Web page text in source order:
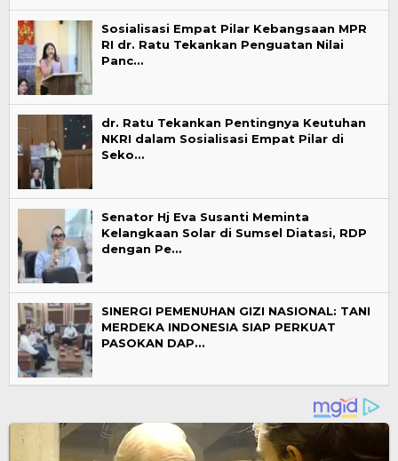
Sosialisasi Empat Pilar Kebangsaan MPR
RI dr. Ratu Tekankan Penguatan Nilai
Panc…
dr. Ratu Tekankan Pentingnya Keutuhan
NKRI dalam Sosialisasi Empat Pilar di
Seko…
Senator Hj Eva Susanti Meminta
Kelangkaan Solar di Sumsel Diatasi, RDP
dengan Pe…
SINERGI PEMENUHAN GIZI NASIONAL: TANI
MERDEKA INDONESIA SIAP PERKUAT
PASOKAN DAP…